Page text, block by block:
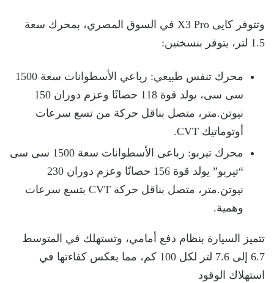
وتتوفر كايى X3 Pro في السوق المصري، بمحرك سعة
1.5 لتر، يتوفر بنسختين:
محرك تنفس طبيعي: رباعي الأسطوانات سعة 1500
سى سى، يولد قوة 118 حصانًا وعزم دوران 150
نيوتن.متر، متصل بناقل حركة من تسع سرعات
أوتوماتيك CVT.
محرك تيربو: رباعى الأسطوانات سعة 1500 سى سى
“تيربو” يولد قوة 156 حصانًا وعزم دوران 230
نيوتن.متر، متصل بناقل حركة CVT بتسع سرعات
وهمية.
تتميز السيارة بنظام دفع أمامي، وتستهلك في المتوسط
6.7 إلى 7.6 لتر لكل 100 كم، مما يعكس كفاءتها في
استهلاك الوقود